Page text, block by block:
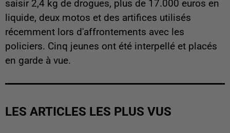
saisir 2,4 kg de drogues, plus de 17.000 euros en
liquide, deux motos et des artifices utilisés
récemment lors d'affrontements avec les
policiers. Cinq jeunes ont été interpellé et placés
en garde à vue.
LES ARTICLES LES PLUS VUS